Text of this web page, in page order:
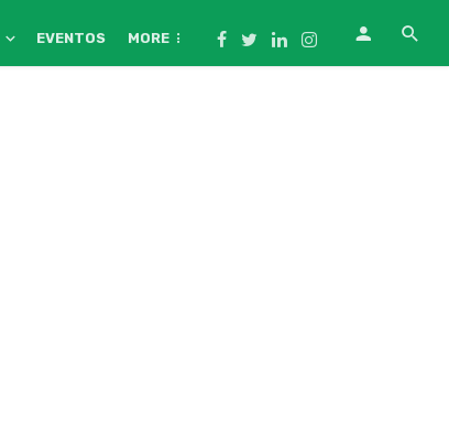
EVENTOS MORE